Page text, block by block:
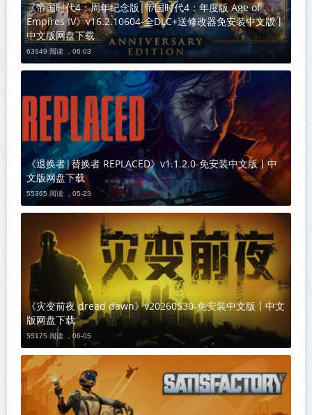
《帝国时代4：周年纪念版|帝国时代4：年度版 Age of
Empires IV》v16.2.10604-全DLC+送修改器免安装中文版丨
中文版网盘下载
63949 阅读 ， 06-03
《退换者|替换者 REPLACED》v1.1.2.0-免安装中文版丨中
文版网盘下载
55365 阅读 ， 05-23
《灾变前夜 dread dawn》v20260530-免安装中文版丨中文
版网盘下载
55175 阅读 ， 06-05